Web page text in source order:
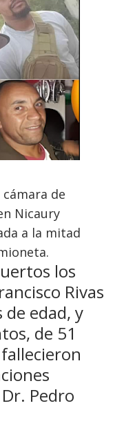
de
Nicaury
a la mitad
los
Rivas
de edad, y
de 51
Pedro